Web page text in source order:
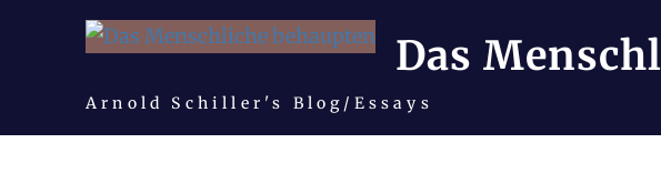
Das
Arnold Schiller's Blog/Essays